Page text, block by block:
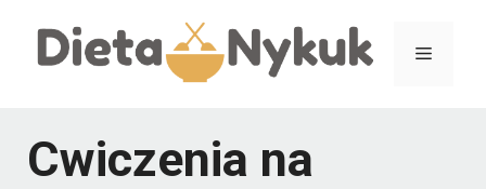
Menu
Cwiczenia na